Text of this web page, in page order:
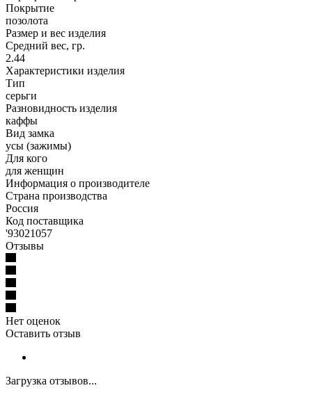
Покрытие
позолота
Размер и вес изделия
Средний вес, гр.
2.44
Характеристики изделия
Тип
серьги
Разновидность изделия
каффы
Вид замка
усы (зажимы)
Для кого
для женщин
Информация о производителе
Страна производства
Россия
Код поставщика
'93021057
Отзывы
Нет оценок
Оставить отзыв
Загрузка отзывов...